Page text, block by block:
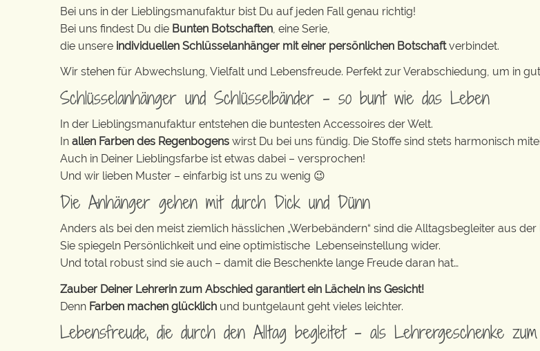
Bei uns in der Lieblingsmanufaktur bist Du auf jeden Fall genau richtig!
Bei uns findest Du die Bunten Botschaften , eine Serie,
die unsere individuellen Schlüsselanhänger mit einer persönlichen Botschaftverbindet.
Wir stehen für Abwechslung, Vielfalt und Lebensfreude. Perfekt zur Verabschiedung, um in
Schlüsselanhänger und Schlüsselbänder – so bunt wie das Leben
In der Lieblingsmanufaktur entstehen die buntesten Accessoires der Welt.
In allen Farben des Regenbogens wirst Du bei uns fündig. Die Stoffe sind stets harmonisch
Auch in Deiner Lieblingsfarbe ist etwas dabei – versprochen!
Und wir lieben Muster – einfarbig ist uns zu wenig 😉
Die Anhänger gehen mit durch Dick und Dünn
Anders als bei den meist ziemlich hässlichen „Werbebändern“ sind die Alltagsbegleiter aus
Sie spiegeln Persönlichkeit und eine optimistische Lebenseinstellung wider.
Und total robust sind sie auch – damit die Beschenkte lange Freude daran hat…
Zauber Deiner Lehrerin zum Abschied garantiert ein Lächeln ins Gesicht!
Denn Farben machen glücklich und buntgelaunt geht vieles leichter.
Lebensfreude, die durch den Alltag begleitet – als Lehrergeschenke